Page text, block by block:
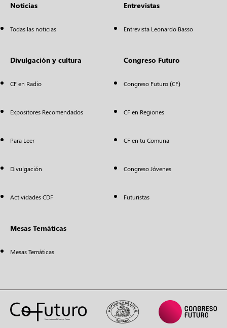
Noticias
Todas las noticias
Entrevistas
Entrevista Leonardo Basso
Divulgación y cultura
CF en Radio
Expositores Recomendados
Para Leer
Divulgación
Actividades CDF
Congreso Futuro
Congreso Futuro (CF)
CF en Regiones
CF en tu Comuna
Congreso Jóvenes
Futuristas
Mesas Temáticas
Mesas Temáticas